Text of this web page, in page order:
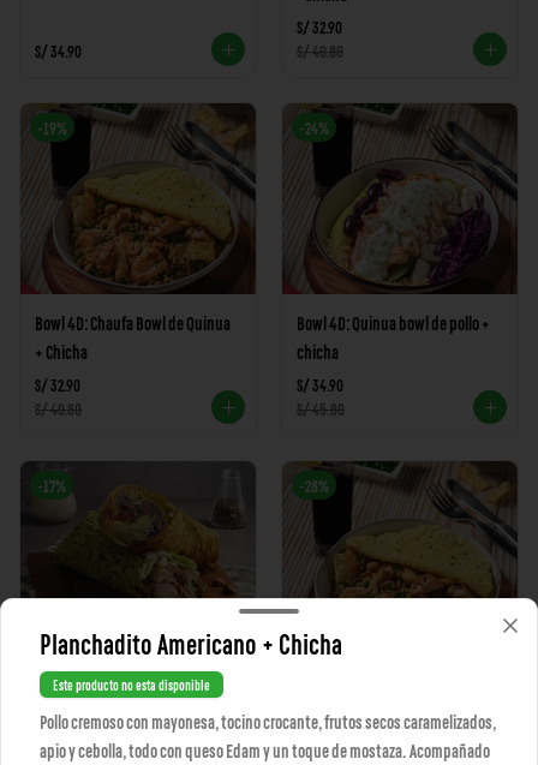
S/ 34.90
S/ 32.90
S/ 40.80
-19%
Bowl 4D: Chaufa Bowl de Quinua
+ Chicha
S/ 32.90
S/ 40.80
-24%
Bowl 4D: Quinua bowl de pollo +
chicha
S/ 34.90
S/ 45.80
-17%
Pack 2 Wraps
S/ 49.90
-28%
S/ 32.90
Planchadito Americano + Chicha
Este producto no esta disponible
Pollo cremoso con mayonesa, tocino crocante, frutos secos caramelizados,
apio y cebolla, todo con queso Edam y un toque de mostaza. Acompañado